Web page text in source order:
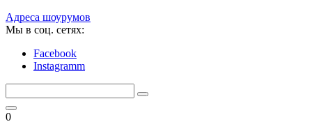
Адреса шоурумов
Мы в соц. сетях:
Facebook
Instagramm
0